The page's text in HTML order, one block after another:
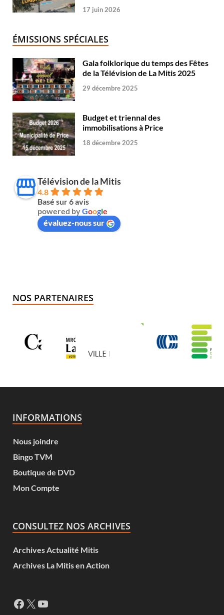
17 juin 2026
ÉMISSIONS SPÉCIALES
Gala folklorique du temps des Fêtes
de la Télévision de La Mitis 2025
29 décembre 2025
Budget et triennal des
immobilisations à Price
18 décembre 2025
Télévision de la Mitis
4.8
Basé sur 6 avis
powered byGoogle
évaluez-nous sur
NOS PARTENAIRES
INFORMATIONS
Nous joindre
Bingo TVM
Boutique de DVD
Mon Compte
CONSULTEZ NOS ARCHIVES
Archives Actualité Mitis
Archives La Mitis en Action